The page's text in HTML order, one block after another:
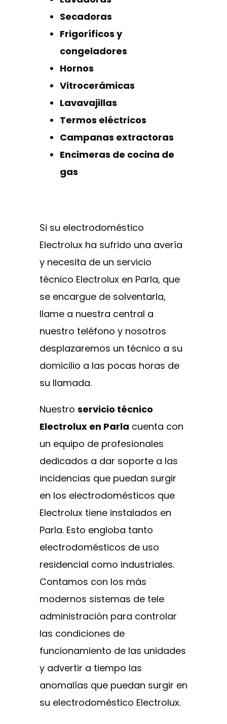
Secadoras
Frigoríficos y
congeladores
Hornos
Vitrocerámicas
Lavavajillas
Termos eléctricos
Campanas extractoras
Encimeras de cocina de
gas
Si su electrodoméstico
Electrolux ha sufrido una avería
y necesita de un servicio
técnico Electrolux en Parla, que
se encargue de solventarla,
llame a nuestra central a
nuestro teléfono y nosotros
desplazaremos un técnico a su
domicilio a las pocas horas de
su llamada.
Nuestro servicio técnico
Electrolux en Parla cuenta con
un equipo de profesionales
dedicados a dar soporte a las
incidencias que puedan surgir
en los electrodomésticos que
Electrolux tiene instalados en
Parla. Esto engloba tanto
electrodomésticos de uso
residencial como industriales.
Contamos con los más
modernos sistemas de tele
administración para controlar
las condiciones de
funcionamiento de las unidades
y advertir a tiempo las
anomalías que puedan surgir en
su electrodoméstico Electrolux.